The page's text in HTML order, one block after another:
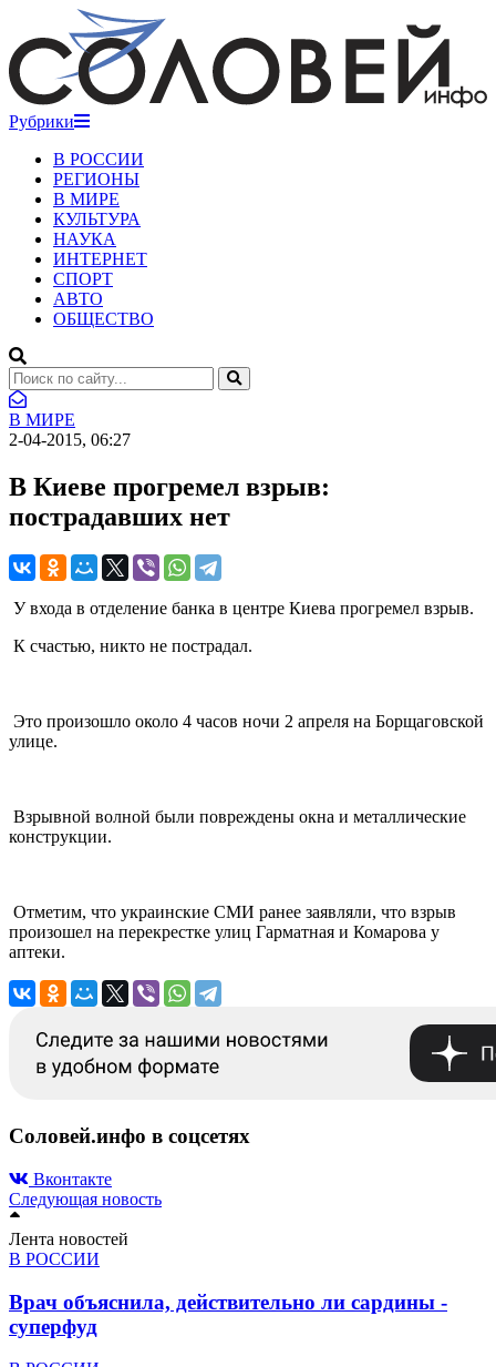
Рубрики
В РОССИИ
РЕГИОНЫ
В МИРЕ
КУЛЬТУРА
НАУКА
ИНТЕРНЕТ
СПОРТ
АВТО
ОБЩЕСТВО
В МИРЕ
2-04-2015, 06:27
В Киеве прогремел взрыв:
пострадавших нет
У входа в отделение банка в центре Киева прогремел взрыв.
К счастью, никто не пострадал.
Это произошло около 4 часов ночи 2 апреля на Борщаговской
улице.
Взрывной волной были повреждены окна и металлические
конструкции.
Отметим, что украинские СМИ ранее заявляли, что взрыв
произошел на перекрестке улиц Гарматная и Комарова у
аптеки.
Соловей.инфо в соцсетях
Вконтакте
Следующая новость
Лента новостей
В РОССИИ
Врач объяснила, действительно ли сардины -
суперфуд